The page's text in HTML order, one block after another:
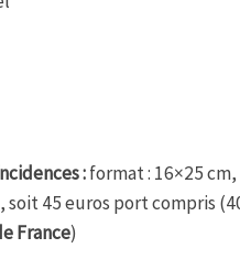
:format : 16×25 cm,
soit 45 euros port compris
France)